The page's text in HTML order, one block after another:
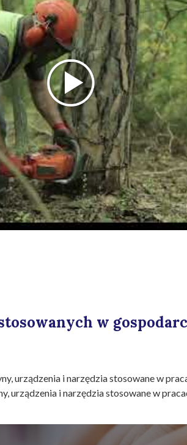
w
urządzenia i narzędzia stosowane w
urządzenia i narzędzia stosowane w